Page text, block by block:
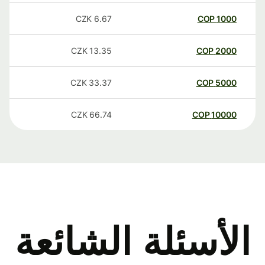
1000
COP
6.67
CZK
2000
COP
13.35
CZK
5000
COP
33.37
CZK
10000
COP
66.74
CZK
الأسئلة الشائعة